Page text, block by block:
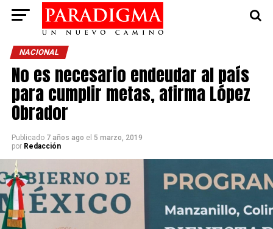
NACIONAL
No es necesario endeudar al país
para cumplir metas, afirma López
Obrador
Publicado 7 años ago el 5 marzo, 2019
por Redacción